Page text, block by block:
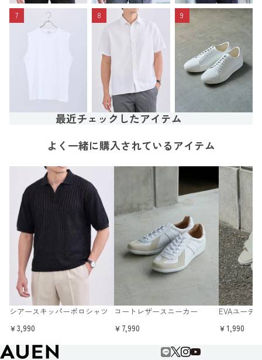
7 8 9
最近チェックしたアイテム
よく一緒に購入されているアイテム
シアースキッパーポロシャツ
￥3,990
コートレザースニーカー
￥7,990
EVAユーテ
￥1,990